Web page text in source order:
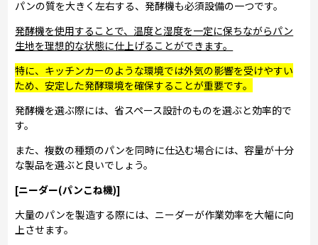
パンの質を大きく左右する、発酵機も必須設備の一つです。
発酵機を使用することで、温度と湿度を一定に保ちながらパン
生地を理想的な状態に仕上げることができます。
特に、キッチンカーのような環境では外気の影響を受けやすい
ため、安定した発酵環境を確保することが重要です。
発酵機を選ぶ際には、省スペース設計のものを選ぶと効率的で
す。
また、複数の種類のパンを同時に仕込む場合には、容量が十分
な製品を選ぶと良いでしょう。
[ニーダー(パンこね機)]
大量のパンを製造する際には、ニーダーが作業効率を大幅に向
上させます。